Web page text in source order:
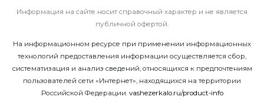
Информация на сайте носит справочный характер и не является
публичной офертой.
На информационном ресурсе при применении информационных
технологий предоставления информации осуществляется сбор,
систематизация и анализ сведений, относящихся к предпочтениям
пользователей сети «Интернет», находящихся на территории
Российской Федерации. vashezerkalo.ru/product-info